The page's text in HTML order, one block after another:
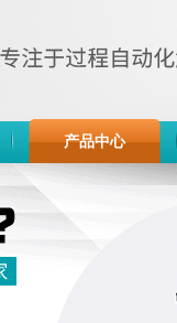
产品中心